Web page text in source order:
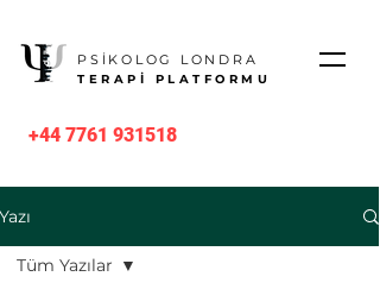
+44 7761 931518
PSİKOLOG LONDRA
TERAPİ PLATFORMU
Yazı
Tüm Yazılar